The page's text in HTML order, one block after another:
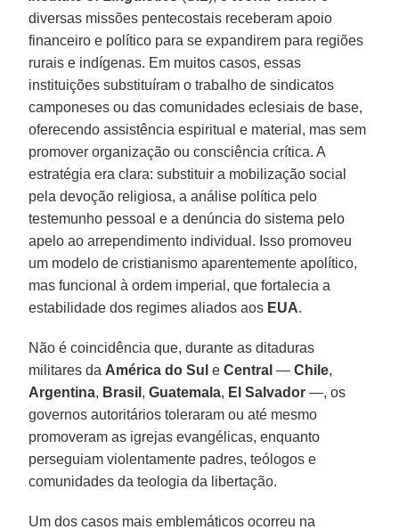
diversas missões pentecostais receberam apoio
financeiro e político para se expandirem para regiões
rurais e indígenas. Em muitos casos, essas
instituições substituíram o trabalho de sindicatos
camponeses ou das comunidades eclesiais de base,
oferecendo assistência espiritual e material, mas sem
promover organização ou consciência crítica. A
estratégia era clara: substituir a mobilização social
pela devoção religiosa, a análise política pelo
testemunho pessoal e a denúncia do sistema pelo
apelo ao arrependimento individual. Isso promoveu
um modelo de cristianismo aparentemente apolítico,
mas funcional à ordem imperial, que fortalecia a
estabilidade dos regimes aliados aos EUA.
Não é coincidência que, durante as ditaduras
militares da América do Sul eCentral —Chile,
Argentina, Brasil ,Guatemala, El Salvador —, os
governos autoritários toleraram ou até mesmo
promoveram as igrejas evangélicas, enquanto
perseguiam violentamente padres, teólogos e
comunidades da teologia da libertação.
Um dos casos mais emblemáticos ocorreu na